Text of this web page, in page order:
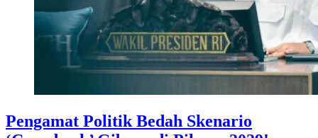
Pengamat Politik Bedah Skenario